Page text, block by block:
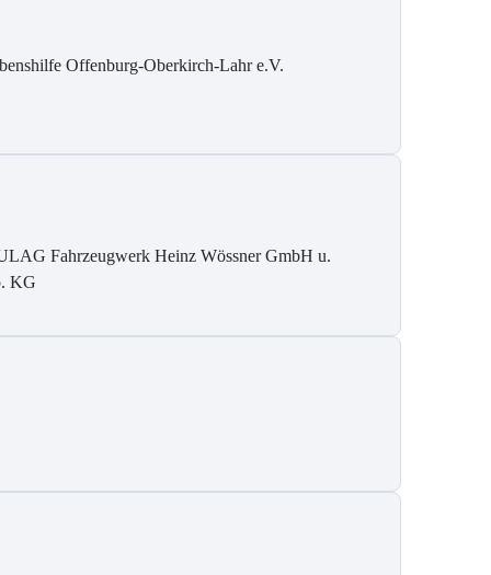
Offenburg-Oberkirch-Lahr e.V.
Fahrzeugwerk Heinz Wössner GmbH u.
KG